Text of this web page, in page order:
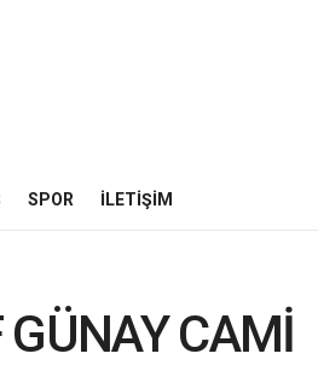
SPOR İLETIŞIM
GÜNAY CAMİ